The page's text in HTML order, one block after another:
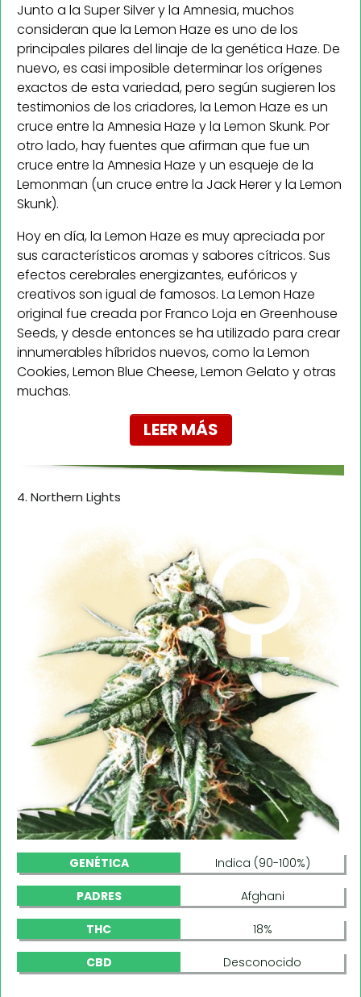
Junto a la Super Silver y la Amnesia, muchos
consideran que la Lemon Haze es uno de los
principales pilares del linaje de la genética Haze. De
nuevo, es casi imposible determinar los orígenes
exactos de esta variedad, pero según sugieren los
testimonios de los criadores, la Lemon Haze es un
cruce entre la Amnesia Haze y la Lemon Skunk. Por
otro lado, hay fuentes que afirman que fue un
cruce entre la Amnesia Haze y un esqueje de la
Lemonman (un cruce entre la Jack Herer y la Lemon
Skunk).
Hoy en día, la Lemon Haze es muy apreciada por
sus característicos aromas y sabores cítricos. Sus
efectos cerebrales energizantes, eufóricos y
creativos son igual de famosos. La Lemon Haze
original fue creada por Franco Loja en Greenhouse
Seeds, y desde entonces se ha utilizado para crear
innumerables híbridos nuevos, como la Lemon
Cookies, Lemon Blue Cheese, Lemon Gelato y otras
muchas.
LEER MÁS
4. Northern Lights
GENÉTICA Indica (90-100%)
PADRES Afghani
THC 18%
CBD Desconocido